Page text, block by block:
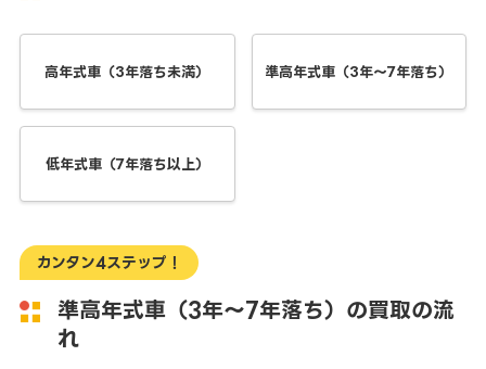
高年式車（3年落ち未満） 準高年式車（3年～7年落ち）
低年式車（7年落ち以上）
カンタン4ステップ！
準高年式車（3年～7年落ち）の買取の流
れ